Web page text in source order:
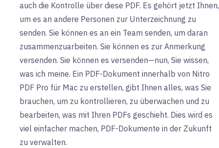
auch die Kontrolle über diese PDF. Es gehört jetzt Ihnen,
um es an andere Personen zur Unterzeichnung zu
senden. Sie können es an ein Team senden, um daran
zusammenzuarbeiten. Sie können es zur Anmerkung
versenden. Sie können es versenden—nun, Sie wissen,
was ich meine. Ein PDF-Dokument innerhalb von Nitro
PDF Pro für Mac zu erstellen, gibt Ihnen alles, was Sie
brauchen, um zu kontrollieren, zu überwachen und zu
bearbeiten, was mit Ihren PDFs geschieht. Dies wird es
viel einfacher machen, PDF-Dokumente in der Zukunft
zu verwalten.